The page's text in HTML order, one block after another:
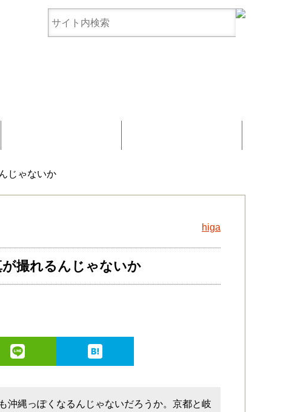
じゃないか
higa
撮れるんじゃないか
沖縄っぽくなるんじゃないだろうか。京都と岐